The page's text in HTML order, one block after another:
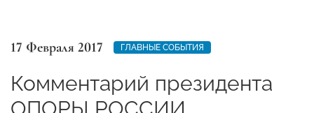
17 Февраля 2017 ГЛАВНЫЕ СОБЫТИЯ
Комментарий президента